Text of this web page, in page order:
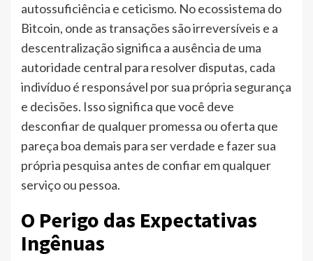
autossuficiência e ceticismo. No ecossistema do
Bitcoin, onde as transações são irreversíveis e a
descentralização significa a ausência de uma
autoridade central para resolver disputas, cada
indivíduo é responsável por sua própria segurança
e decisões. Isso significa que você deve
desconfiar de qualquer promessa ou oferta que
pareça boa demais para ser verdade e fazer sua
própria pesquisa antes de confiar em qualquer
serviço ou pessoa.
O Perigo das Expectativas
Ingênuas